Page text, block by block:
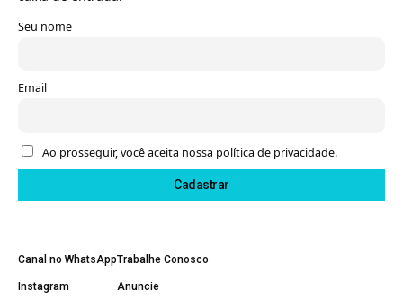
Seu nome
Email
Ao prosseguir, você aceita nossa política de privacidade.
Canal no WhatsApp
Instagram
Trabalhe Conosco
Anuncie